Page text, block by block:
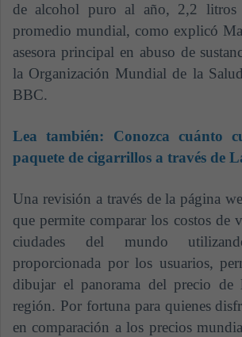
de alcohol puro al año, 2,2 litros
promedio mundial, como explicó
asesora principal en abuso de
la Organización Mundial de la
BBC.
Lea también: Conozca cuánto
paquete de cigarrillos a través de
Una revisión a través de la página
que permite comparar los costos de
ciudades del mundo
proporcionada por los usuarios,
dibujar el panorama del precio de
región. Por fortuna para quienes
en comparación a los precios